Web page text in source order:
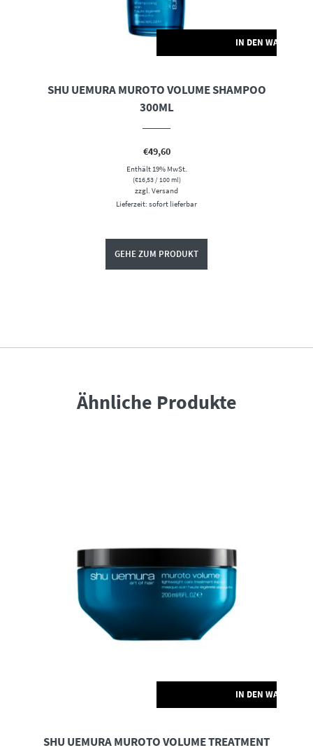
IN DEN
SHU UEMURA MUROTO VOLUME SHAMPOO
300ML
€49,60
Enthält 19% MwSt.
(€16,53/ 100 ml)
zzgl.Versand
Lieferzeit: sofort lieferbar
GEHE ZUM PRODUKT
Ähnliche Produkte
IN DEN
SHU UEMURA MUROTO VOLUME TREATMENT